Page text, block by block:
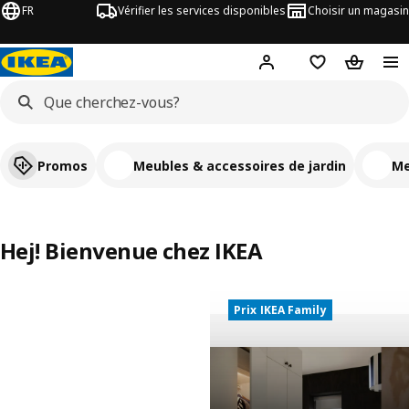
FR Vérifier les services disponibles Choisir un magasin
Hej ! Connectez-vous
Listes dePanier
Promos Meubles & accessoires de jardin
Hej! Bienvenue chez IKEA
15%
Prix IKEA Family